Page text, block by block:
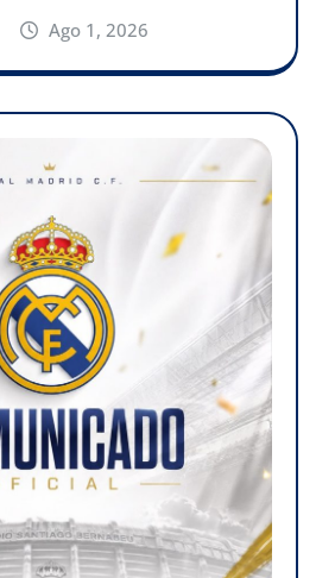
Ago 1, 2026